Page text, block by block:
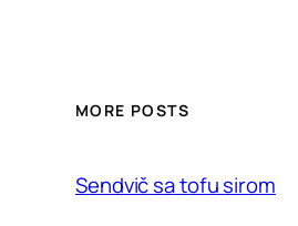
MORE POSTS
Sendvič sa tofu sirom